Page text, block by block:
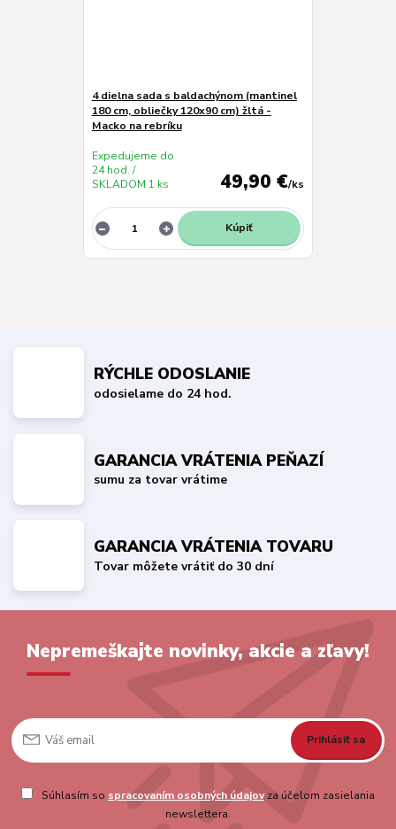
4 dielna sada s baldachýnom (mantinel
180 cm, obliečky 120x90 cm) žltá -
Macko na rebríku
49,90 €/ks
Expedujeme do
24 hod. /
SKLADOM 1 ks
Kúpiť
RÝCHLE ODOSLANIE
odosielame do 24 hod.
GARANCIA VRÁTENIA PEŇAZÍ
sumu za tovar vrátime
GARANCIA VRÁTENIA TOVARU
Tovar môžete vrátiť do 30 dní
Nepremeškajte novinky, akcie a zľavy!
Prihlásiť sa
Súhlasím so spracovaním osobných údajovza účelom zasielania
newslettera.